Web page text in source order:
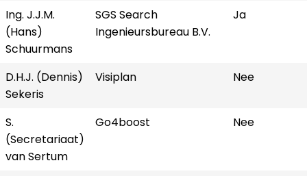
Ing. J.J.M.
(Hans)
Schuurmans
SGS Search
Ingenieursbureau B.V.
Ja
D.H.J. (Dennis)
Sekeris
Visiplan Nee
S.
(Secretariaat)
van Sertum
Go4boost Nee